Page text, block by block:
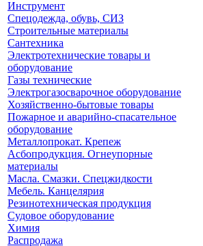
Инструмент
Спецодежда, обувь, СИЗ
Строительные материалы
Сантехника
Электротехнические товары и
оборудование
Газы технические
Электрогазосварочное оборудование
Хозяйственно-бытовые товары
Пожарное и аварийно-спасательное
оборудование
Металлопрокат. Крепеж
Асбопродукция. Огнеупорные
материалы
Масла. Смазки. Спецжидкости
Мебель. Канцелярия
Резинотехническая продукция
Судовое оборудование
Химия
Распродажа